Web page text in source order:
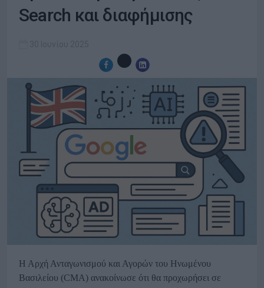
Search και διαφήμισης
Η Αρχή Ανταγωνισμού και Αγορών του Ηνωμένου
Βασιλείου (CMA) ανακοίνωσε ότι θα προχωρήσει σε